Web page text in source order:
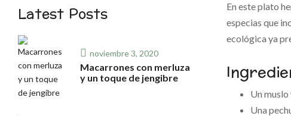
Latest Posts
noviembre 3, 2020
Macarrones con merluza
y un toque de jengibre
En este plato
especias que
ecológica ya
Un
Una